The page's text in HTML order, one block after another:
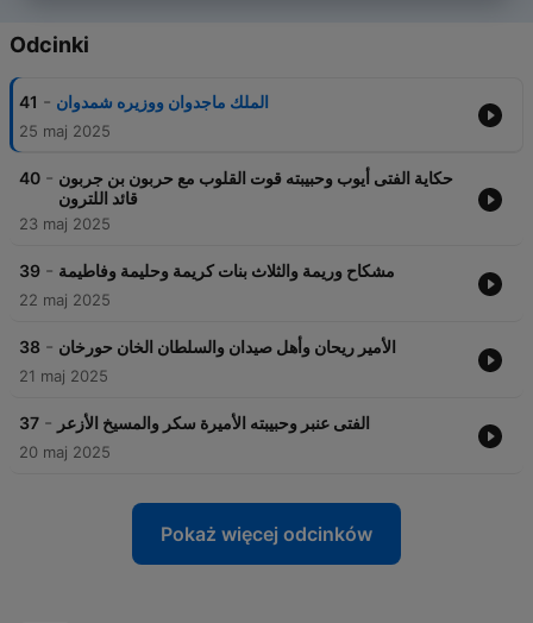
Odcinki
41 - الملك ماجدوان ووزيره شمدوان
25 maj 2025
40 - حكاية الفتى أيوب وحبيبته قوت القلوب مع حربون بن جربون
قائد اللترون
23 maj 2025
39 - مشكاح وريمة والثلاث بنات كريمة وحليمة وفاطيمة
22 maj 2025
38 - الأمير ريحان وأهل صيدان والسلطان الخان حورخان
21 maj 2025
37 - الفتى عنبر وحبيبته الأميرة سكر والمسيخ الأزعر
20 maj 2025
Pokaż więcej odcinków